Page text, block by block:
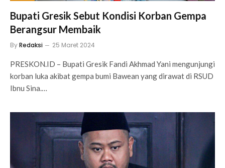
Bupati Gresik Sebut Kondisi Korban Gempa
Berangsur Membaik
ByRedaksi 25 Maret 2024
PRESKON.ID – Bupati Gresik Fandi Akhmad Yani mengunjungi
korban luka akibat gempa bumi Bawean yang dirawat di RSUD
Ibnu Sina.…